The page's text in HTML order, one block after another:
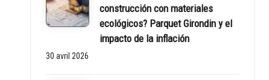
construcción con materiales
ecológicos? Parquet Girondin y el
impacto de la inflación
30 avril 2026